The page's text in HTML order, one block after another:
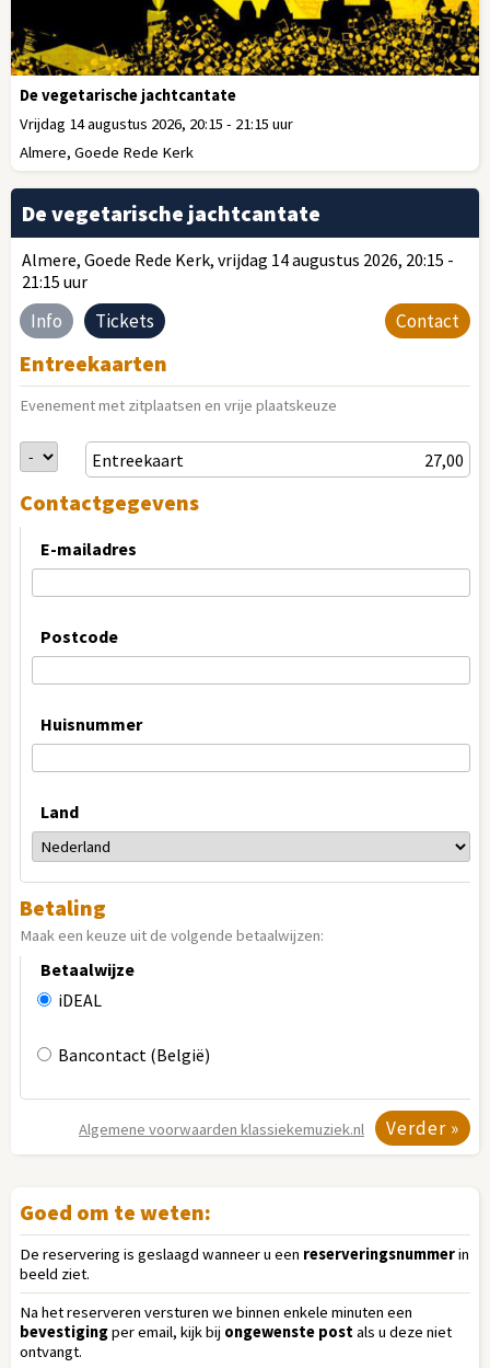
De vegetarische jachtcantate
Vrijdag 14 augustus 2026, 20:15 - 21:15 uur
Almere, Goede Rede Kerk
De vegetarische jachtcantate
Almere, Goede Rede Kerk, vrijdag 14 augustus 2026, 20:15 -
21:15 uur
Info Tickets Contact
Entreekaarten
Evenement met zitplaatsen en vrije plaatskeuze
27,00
Entreekaart
Contactgegevens
E-mailadres
Postcode
Huisnummer
Land
Betaling
Maak een keuze uit de volgende betaalwijzen:
Betaalwijze
iDEAL
Bancontact (België)
Algemene voorwaarden klassiekemuziek.nl
Goed om te weten:
De reservering is geslaagd wanneer u een reserveringsnummerin
beeld ziet.
Na het reserveren versturen we binnen enkele minuten een
bevestigingper email, kijk bij ongewenste post als u deze niet
ontvangt.